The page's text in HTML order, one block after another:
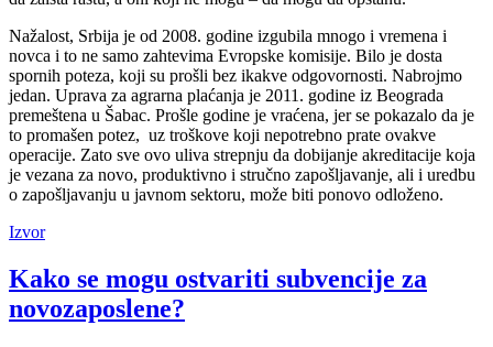
Nažalost, Srbija je od 2008. godine izgubila mnogo i vremena i
novca i to ne samo zahtevima Evropske komisije. Bilo je dosta
spornih poteza, koji su prošli bez ikakve odgovornosti. Nabrojmo
jedan. Uprava za agrarna plaćanja je 2011. godine iz Beograda
premeštena u Šabac. Prošle godine je vraćena, jer se pokazalo da je
to promašen potez, uz troškove koji nepotrebno prate ovakve
operacije. Zato sve ovo uliva strepnju da dobijanje akreditacije koja
je vezana za novo, produktivno i stručno zapošljavanje, ali i uredbu
o zapošljavanju u javnom sektoru, može biti ponovo odloženo.
Izvor
Kako se mogu ostvariti subvencije za
novozaposlene?